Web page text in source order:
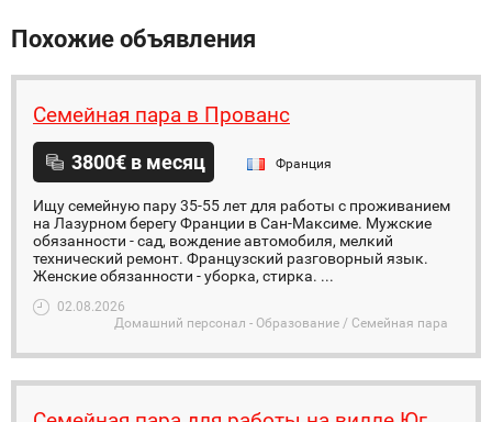
Похожие объявления
Семейная пара в Прованс
3800€ в месяц Франция
Ищу семейную пару 35-55 лет для работы с проживанием
на Лазурном берегу Франции в Сан-Максиме. Мужские
обязанности - сад, вождение автомобиля, мелкий
технический ремонт. Французский разговорный язык.
Женские обязанности - уборка, стирка. ...
02.08.2026
Домашний персонал - Образование / Семейная пара